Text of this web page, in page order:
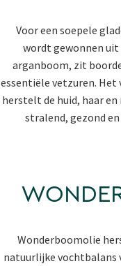
Voor een soepele
wordt gewonnen uit
arganboom, zit
essentiële vetzuren.
herstelt de huid, haar en
stralend, gezond
Wonderboomolie
natuurlijke vochtbalans